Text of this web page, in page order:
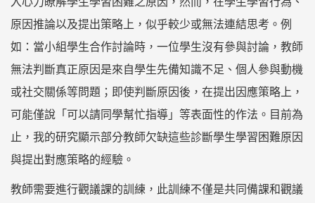
原因推論以及提出策略上，似乎較少或無法連結思考。例
如：當小組學生合作討論時，一位學生沒有參與討論，教師
無法判斷真正原因是來自學生先備知識不足、個人參與動機
或社交關係等問題；即使判斷原因後，在提出因應策略上，
可能僅說「可以請同學幫忙指導」等表面性的作法。目前為
止，我的研究顯示部分教師欠缺這些診斷學生學習困難原因
與提出對應策略的經驗。
教師需要進行觀議課的訓練，此訓練不僅是共同備課和觀議